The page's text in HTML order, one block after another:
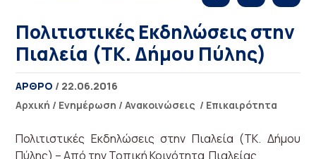
Πολιτιστικές Εκδηλώσεις στην
Πιαλεία (ΤΚ. Δήμου Πύλης)
ΑΡΘΡΟ / 22.06.2016
Αρχική / Ενημέρωση /Ανακοινώσεις / Επικαιρότητα
Πολιτιστικές Εκδηλώσεις στην Πιαλεία (ΤΚ. Δήμου
Πύλης) – Από την Τοπική Κοινότητα Πιαλείας